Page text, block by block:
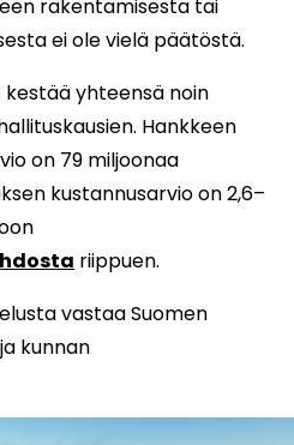
rakentamisesta tai
ei ole vielä päätöstä.
yhteensä noin
Hankkeen
on 79 miljoonaa
kustannusarvio on 2,6–
riippuen.
vastaa Suomen
kunnan